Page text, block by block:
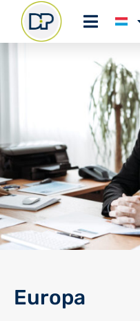
Europa